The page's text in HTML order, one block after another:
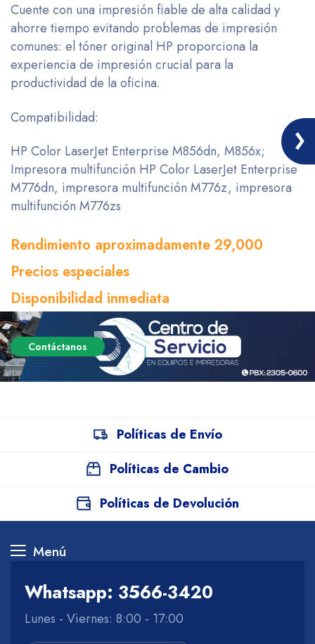
Cuente con una impresión fiable de alta calidad y
ahorre tiempo evitando problemas de impresión
comunes: el tóner original HP proporciona la
experiencia de impresión crucial para la
productividad de la oficina.
Compatibilidad:
HP Color LaserJet Enterprise M856dn, M856x;
Impresora multifunción HP Color LaserJet Enterprise
M776dn, impresora multifunción M776z, impresora
multifunción M776zs
Rendimiento aproximadamente 29,000
Precios especiales
Disponibilidad inmediata
Contáctanos
Políticas de Envío
Políticas de Cambio
Políticas de Devolución
Menú
Whatsapp: 3566-3420
Lunes - Viernes: 8:00 - 17:00